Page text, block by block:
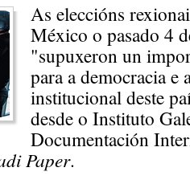
As eleccións
México o pasado 4
"supuxeron un
para a democracia e
institucional deste
desde o Instituto
Documentación
Paper.